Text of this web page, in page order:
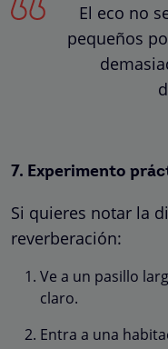
El eco no
pequeños
7. Experimento
Si quieres notar la
reverberación:
Ve a un pasillo
claro.
Entra a una